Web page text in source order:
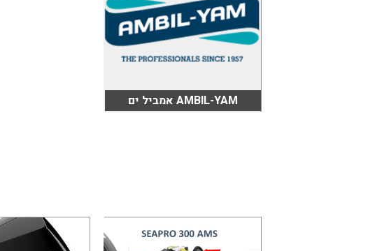
בכנרת מחיר / מחירים
בכנרת גינוסר
בכנרת טבריה
בכנרת לידו
לקפריסין
AMBIL-YAM אמביל ים